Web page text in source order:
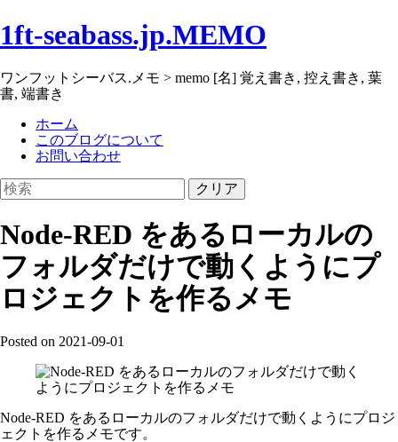
1ft-seabass.jp.MEMO
ワンフットシーバス.メモ > memo [名] 覚え書き, 控え書き, 葉
書, 端書き
ホーム
このブログについて
お問い合わせ
クリア
Node-RED をあるローカルの
フォルダだけで動くようにプ
ロジェクトを作るメモ
Posted on 2021-09-01
Node-RED をあるローカルのフォルダだけで動くようにプロジ
ェクトを作るメモです。